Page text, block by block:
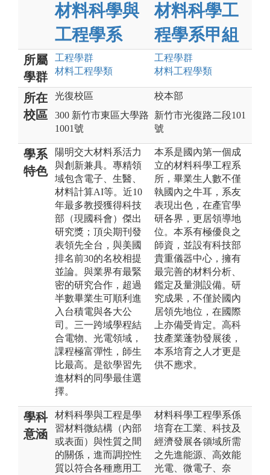
材料科學與
工程學系
材料科學工
程學系甲組
所屬
學群
工程學群
材料工程學類
工程學群
材料工程學類
所在
校區
光復校區
300 新竹市東區大學路
1001號
校本部
新竹市光復路二段101
號
學系
特色
陽明交大材料系活力
與創新兼具。專精領
域包含電子、生醫、
材料計算AI等。近10
年最多教授獲得科技
部（現國科會）傑出
研究獎；頂尖期刊發
表領先全台，與美國
排名前30的名校相提
並論。與業界有最緊
密的研究合作，超過
半數畢業生可順利進
入台積電與各大公
司。三一跨域學程結
合電物、光電領域，
課程極富彈性，師生
比最高。是欲學習先
進材料的同學最佳選
擇。
本系是國內第一個成
立的材料科學工程系
所，畢業生人數不僅
執國內之牛耳，系友
表現出色，在產官學
研各界，更居領導地
位。本系有極優良之
師資，並設有科技部
貴重儀器中心，擁有
最完善的材料分析、
鑑定及量測設備。研
究成果，不僅於國內
居領先地位，在國際
上亦備受肯定。高科
技產業蓬勃發展後，
本系培育之人才更是
供不應求。
學科
意涵
材料科學與工程是學
習材料微結構（內部
或表面）與性質之間
的關係，進而調控性
質以符合各種應用工
材料科學工程學系係
培育在工業、科技及
經濟發展各領域所需
之先進能源、高效能
光電、微電子、奈